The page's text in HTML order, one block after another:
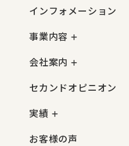
インフォメーション
事業内容
会社案内
セカンドオピニオン
実績
お客様の声